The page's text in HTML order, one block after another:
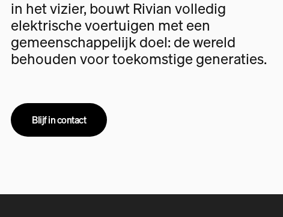
in het vizier, bouwt Rivian volledig
elektrische voertuigen met een
gemeenschappelijk doel: de wereld
behouden voor toekomstige generaties.
Blijf in contact